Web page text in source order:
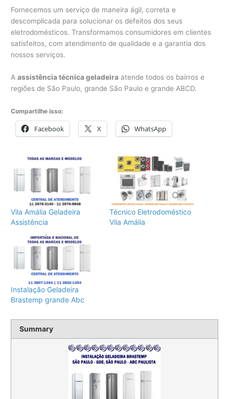
Fornecemos um serviço de maneira ágil, correta e
descomplicada para solucionar os defeitos dos seus
eletrodomésticos. Transformamos consumidores em clientes
satisfeitos, com atendimento de qualidade e a garantia dos
nossos serviços.
Aassistência técnica geladeira atende todos os bairros e
regiões de São Paulo, grande São Paulo e grande ABCD.
Compartilhe isso:
Facebook X WhatsApp
Vila Amália Geladeira
Assistência
Técnico Eletrodoméstico
Vila Amália
Instalação Geladeira
Brastemp grande Abc
Summary